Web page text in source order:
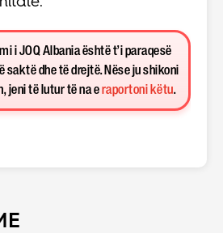
i JOQ Albania është t’i paraqesë
saktë dhe të drejtë. Nëse ju shikoni
jeni të lutur të na e raportoni këtu.